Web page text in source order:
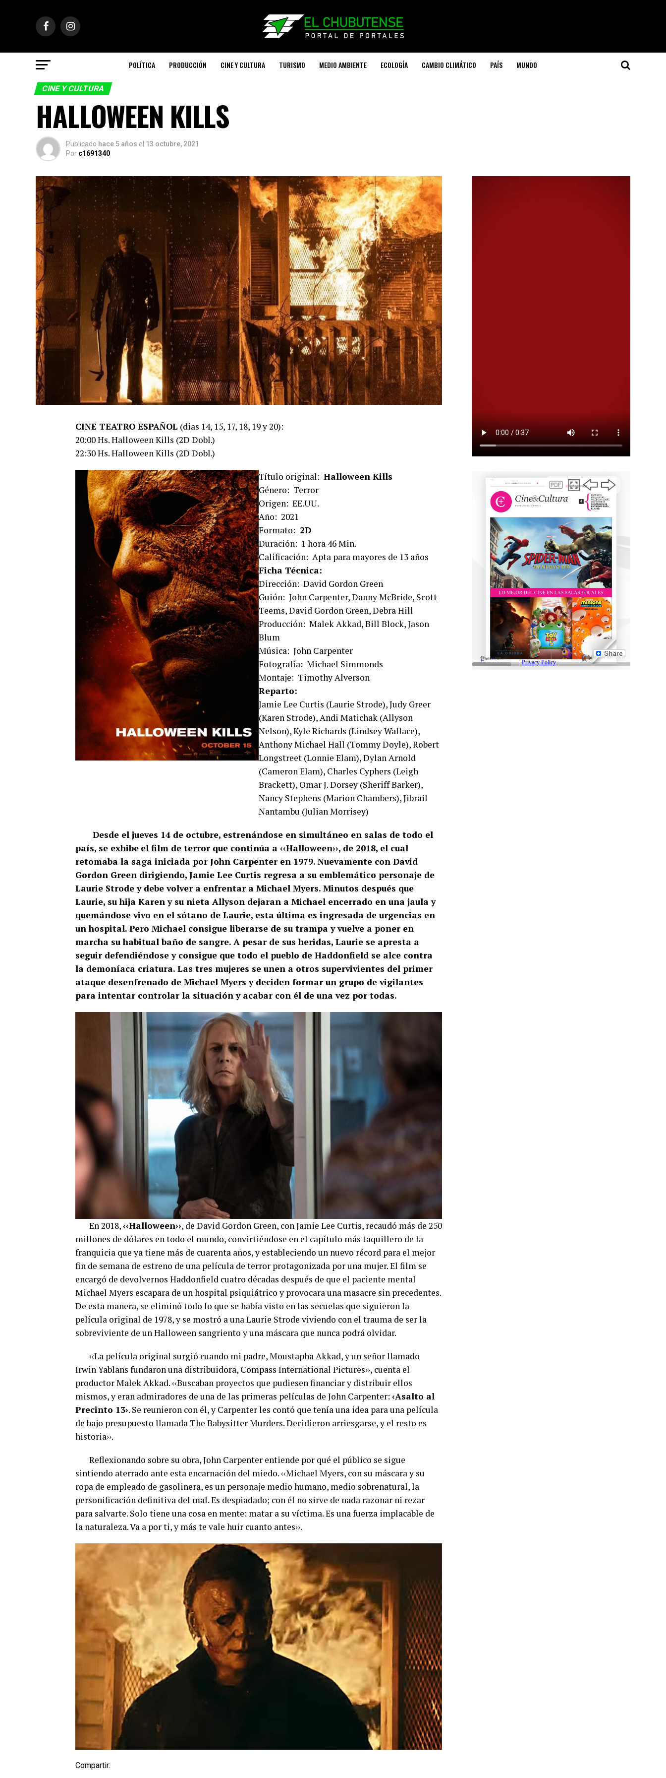
POLÍTICA PRODUCCIÓN CINE Y CULTURA TURISMO MEDIO AMBIENTE ECOLOGÍA CAMBIO CLIMÁTICO PAÍS MUNDO
CINE Y CULTURA
HALLOWEEN KILLS
Publicado hace 5 años el 13 octubre, 2021
Por c1691340
CINE TEATRO ESPAÑOL (dias 14, 15, 17, 18, 19 y 20):
20:00 Hs. Halloween Kills (2D Dobl.)
22:30 Hs. Halloween Kills (2D Dobl.)
Título original: Halloween Kills
Género: Terror
Origen: EE.UU.
Año: 2021
Formato: 2D
Duración: 1 hora 46 Min.
Calificación: Apta para mayores de 13 años
Ficha Técnica:
Dirección: David Gordon Green
Guión: John Carpenter, Danny McBride, Scott
Teems, David Gordon Green, Debra Hill
Producción: Malek Akkad, Bill Block, Jason
Blum
Música: John Carpenter
Fotografía: Michael Simmonds
Montaje: Timothy Alverson
Reparto:
Jamie Lee Curtis (Laurie Strode), Judy Greer
(Karen Strode), Andi Matichak (Allyson
Nelson), Kyle Richards (Lindsey Wallace),
Anthony Michael Hall (Tommy Doyle), Robert
Longstreet (Lonnie Elam), Dylan Arnold
(Cameron Elam), Charles Cyphers (Leigh
Brackett), Omar J. Dorsey (Sheriff Barker),
Nancy Stephens (Marion Chambers), Jibrail
Nantambu (Julian Morrisey)
Desde el jueves 14 de octubre, estrenándose en simultáneo en salas de todo el
país, se exhibe el film de terror que continúa a ‹‹Halloween››, de 2018, el cual
retomaba la saga iniciada por John Carpenter en 1979. Nuevamente con David
Gordon Green dirigiendo, Jamie Lee Curtis regresa a su emblemático personaje de
Laurie Strode y debe volver a enfrentar a Michael Myers. Minutos después que
Laurie, su hija Karen y su nieta Allyson dejaran a Michael encerrado en una jaula y
quemándose vivo en el sótano de Laurie, esta última es ingresada de urgencias en
un hospital. Pero Michael consigue liberarse de su trampa y vuelve a poner en
marcha su habitual baño de sangre. A pesar de sus heridas, Laurie se apresta a
seguir defendiéndose y consigue que todo el pueblo de Haddonfield se alce contra
la demoníaca criatura. Las tres mujeres se unen a otros supervivientes del primer
ataque desenfrenado de Michael Myers y deciden formar un grupo de vigilantes
para intentar controlar la situación y acabar con él de una vez por todas.
En 2018,‹‹Halloween››, de David Gordon Green, con Jamie Lee Curtis, recaudó más de 250
millones de dólares en todo el mundo, convirtiéndose en el capítulo más taquillero de la
franquicia que ya tiene más de cuarenta años, y estableciendo un nuevo récord para el mejor
fin de semana de estreno de una película de terror protagonizada por una mujer. El film se
encargó de devolvernos Haddonfield cuatro décadas después de que el paciente mental
Michael Myers escapara de un hospital psiquiátrico y provocara una masacre sin precedentes.
De esta manera, se eliminó todo lo que se había visto en las secuelas que siguieron la
película original de 1978, y se mostró a una Laurie Strode viviendo con el trauma de ser la
sobreviviente de un Halloween sangriento y una máscara que nunca podrá olvidar.
‹‹La película original surgió cuando mi padre, Moustapha Akkad, y un señor llamado
Irwin Yablans fundaron una distribuidora, Compass International Pictures››, cuenta el
productor Malek Akkad. ‹‹Buscaban proyectos que pudiesen financiar y distribuir ellos
mismos, y eran admiradores de una de las primeras películas de John Carpenter: ‹Asalto al
Precinto 13›. Se reunieron con él, y Carpenter les contó que tenía una idea para una película
de bajo presupuesto llamada The Babysitter Murders. Decidieron arriesgarse, y el resto es
historia››.
Reflexionando sobre su obra, John Carpenter entiende por qué el público se sigue
sintiendo aterrado ante esta encarnación del miedo. ‹‹Michael Myers, con su máscara y su
ropa de empleado de gasolinera, es un personaje medio humano, medio sobrenatural, la
personificación definitiva del mal. Es despiadado; con él no sirve de nada razonar ni rezar
para salvarte. Solo tiene una cosa en mente: matar a su víctima. Es una fuerza implacable de
la naturaleza. Va a por ti, y más te vale huir cuanto antes››.
Compartir: